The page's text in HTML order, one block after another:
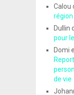
Calou
région
Dullin
pour
Domi
de vie